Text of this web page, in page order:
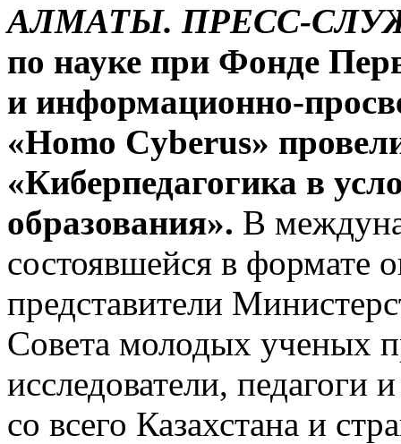
АЛМАТЫ. ПРЕСС-
по науке при Фонде
и информационно-
«Homo Cyberus»
«Киберпедагогика в
образования». В
состоявшейся в формате
представители
Совета молодых
исследователи, педагоги
со всего Казахстана и